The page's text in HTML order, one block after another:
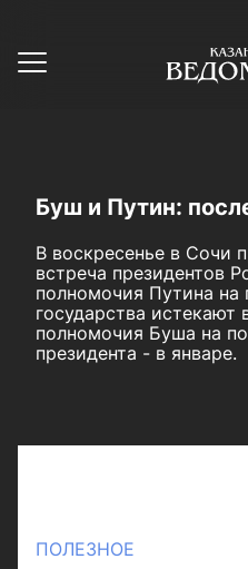
Буш и Путин:
В воскресенье в Сочи
встреча президентов
полномочия Путина на
государства истекают
полномочия Буша на
президента - в январе.
ПОЛЕЗНОЕ